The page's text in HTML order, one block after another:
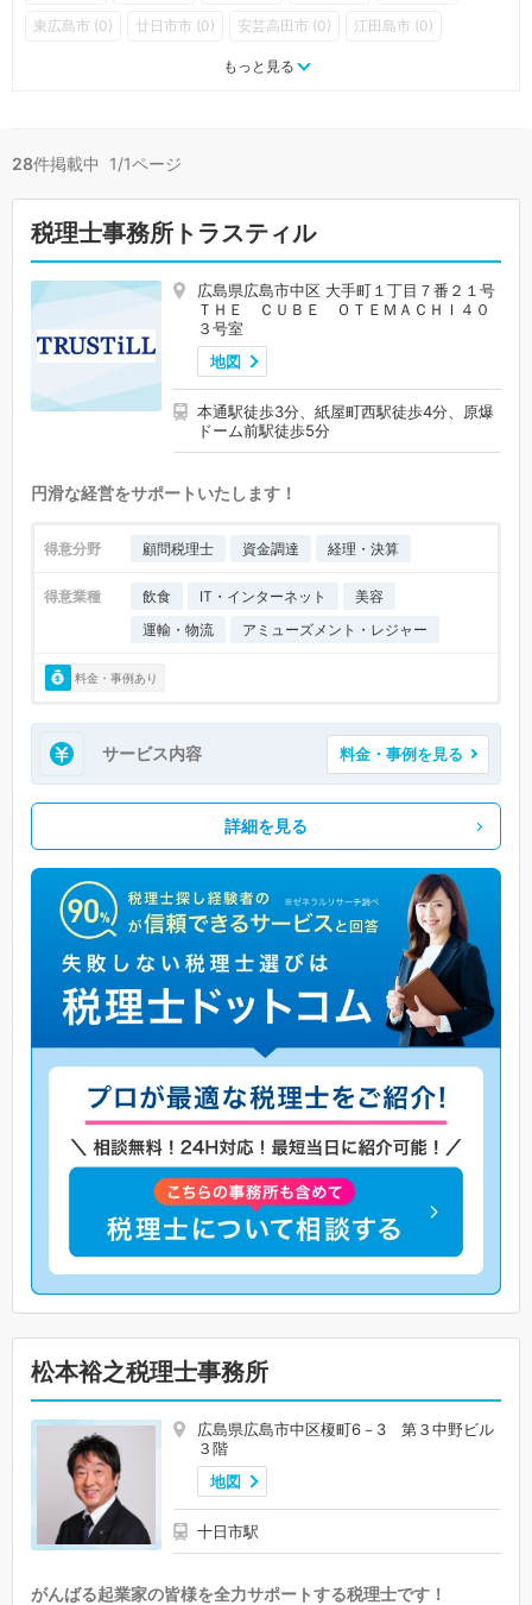
東広島市 (0) 廿日市市 (0) 安芸高田市 (0) 江田島市 (0)
熊野町 (0) 坂町 (0)
もっと見る
28件掲載中 1/1ページ
税理士事務所トラスティル
広島県広島市中区 大手町１丁目７番２１号
ＴＨＥ ＣＵＢＥ ＯＴＥＭＡＣＨＩ４０
３号室
地図
本通駅徒歩3分、紙屋町西駅徒歩4分、原爆
ドーム前駅徒歩5分
円滑な経営をサポートいたします！
得意分野 顧問税理士 資金調達 経理・決算
得意業種 飲食 IT・インターネット
美容
運輸・物流
アミューズメント・レジャー
料金・事例あり
サービス内容 料金・事例を見る
詳細を見る
松本裕之税理士事務所
広島県広島市中区榎町6－3 第３中野ビル
３階
地図
十日市駅
がんばる起業家の皆様を全力サポートする税理士です！